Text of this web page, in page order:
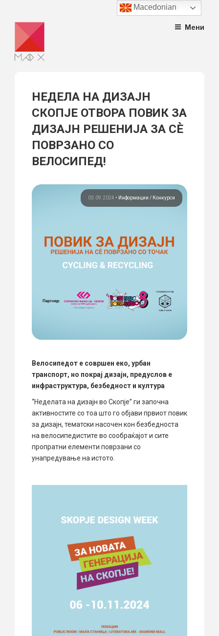
content
Мени
НЕДЕЛА НА ДИЗАЈН
СКОПЈЕ ОТВОРА ПОВИК ЗА
ДИЗАЈН РЕШЕНИЈА ЗА СÈ
ПОВРЗАНО СО
ВЕЛОСИПЕД!
03.09.2024 • Информации Конкурси
Велосипедот е совршен еко, урбан
транспорт, но покрај дизајн, предуслов е
инфраструктура, безбедност и култура
“Неделата на дизајн во Скопје” ги започна
активностите со тоа што го објави првиот повик
за дизајн, тематски насочен кон безбедноста
на велосипедистите во сообраќајот и сите
пропратни елементи поврзани со
унапредување на истото.
Macedonian